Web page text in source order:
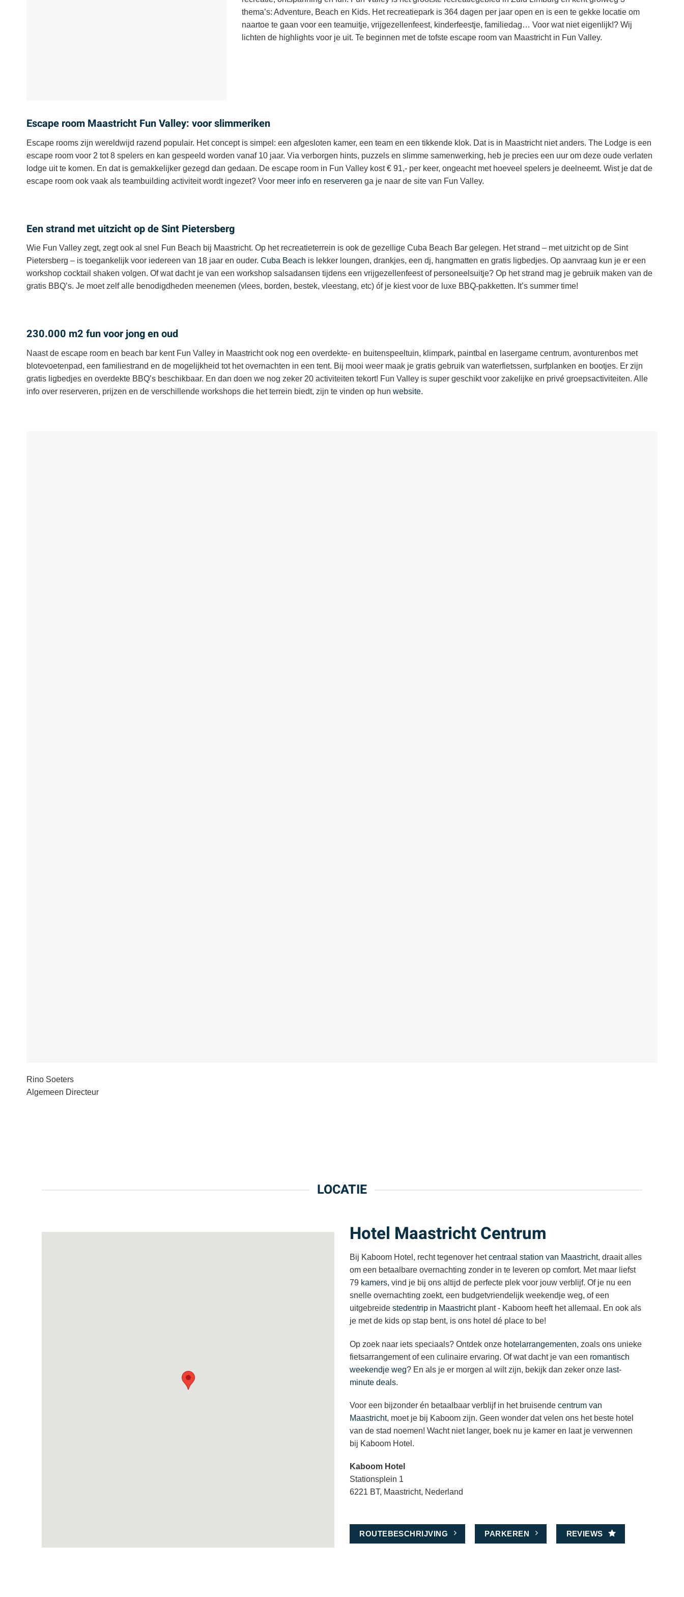
thema’s: Adventure, Beach en Kids. Het recreatiepark is 364 dagen per jaar open en is een te gekke locatie om
naartoe te gaan voor een teamuitje, vrijgezellenfeest, kinderfeestje, familiedag… Voor wat niet eigenlijk!? Wij
lichten de highlights voor je uit. Te beginnen met de tofste escape room van Maastricht in Fun Valley.
Escape room Maastricht Fun Valley: voor slimmeriken
Escape rooms zijn wereldwijd razend populair. Het concept is simpel: een afgesloten kamer, een team en een tikkende klok. Dat is in Maastricht niet anders. The Lodge is een
escape room voor 2 tot 8 spelers en kan gespeeld worden vanaf 10 jaar. Via verborgen hints, puzzels en slimme samenwerking, heb je precies een uur om deze oude verlaten
lodge uit te komen. En dat is gemakkelijker gezegd dan gedaan. De escape room in Fun Valley kost € 91,- per keer, ongeacht met hoeveel spelers je deelneemt. Wist je dat de
escape room ook vaak als teambuilding activiteit wordt ingezet? Voor meer info en reserveren ga je naar de site van Fun Valley.
Een strand met uitzicht op de Sint Pietersberg
Wie Fun Valley zegt, zegt ook al snel Fun Beach bij Maastricht. Op het recreatieterrein is ook de gezellige Cuba Beach Bar gelegen. Het strand – met uitzicht op de Sint
Pietersberg – is toegankelijk voor iedereen van 18 jaar en ouder. Cuba Beach is lekker loungen, drankjes, een dj, hangmatten en gratis ligbedjes. Op aanvraag kun je er een
workshop cocktail shaken volgen. Of wat dacht je van een workshop salsadansen tijdens een vrijgezellenfeest of personeelsuitje? Op het strand mag je gebruik maken van de
gratis BBQ’s. Je moet zelf alle benodigdheden meenemen (vlees, borden, bestek, vleestang, etc) óf je kiest voor de luxe BBQ-pakketten. It’s summer time!
230.000 m2 fun voor jong en oud
Naast de escape room en beach bar kent Fun Valley in Maastricht ook nog een overdekte- en buitenspeeltuin, klimpark, paintbal en lasergame centrum, avonturenbos met
blotevoetenpad, een familiestrand en de mogelijkheid tot het overnachten in een tent. Bij mooi weer maak je gratis gebruik van waterfietssen, surfplanken en bootjes. Er zijn
gratis ligbedjes en overdekte BBQ’s beschikbaar. En dan doen we nog zeker 20 activiteiten tekort! Fun Valley is super geschikt voor zakelijke en privé groepsactiviteiten. Alle
info over reserveren, prijzen en de verschillende workshops die het terrein biedt, zijn te vinden op hun website.
Rino Soeters
Algemeen Directeur
LOCATIE
Hotel Maastricht Centrum
Bij Kaboom Hotel, recht tegenover hetcentraal station van Maastricht, draait alles
om een betaalbare overnachting zonder in te leveren op comfort. Met maar liefst
79 kamers, vind je bij ons altijd de perfecte plek voor jouw verblijf. Of je nu een
snelle overnachting zoekt, een budgetvriendelijk weekendje weg, of een
uitgebreide stedentrip in Maastrichtplant - Kaboom heeft het allemaal. En ook als
je met de kids op stap bent, is ons hotel dé place to be!
Op zoek naar iets speciaals? Ontdek onze hotelarrangementen, zoals ons unieke
fietsarrangement of een culinaire ervaring. Of wat dacht je van een romantisch
weekendje weg? En als je er morgen al wilt zijn, bekijk dan zeker onze last-
minute deals.
Voor een bijzonder én betaalbaar verblijf in het bruisende centrum van
Maastricht, moet je bij Kaboom zijn. Geen wonder dat velen ons het beste hotel
van de stad noemen! Wacht niet langer, boek nu je kamer en laat je verwennen
bij Kaboom Hotel.
Kaboom Hotel
Stationsplein 1
6221 BT, Maastricht, Nederland
ROUTEBESCHRIJVING PARKEREN REVIEWS